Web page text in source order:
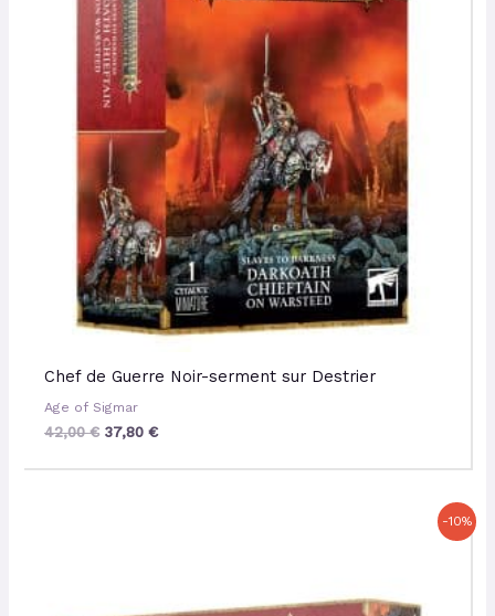
Chef de Guerre Noir-serment sur Destrier
Age of Sigmar
42,00€ 37,80 €
-10%